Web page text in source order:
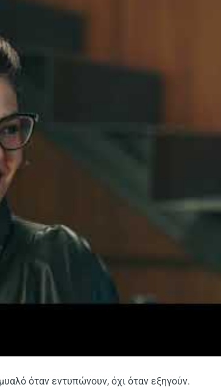
όταν εντυπώνουν, όχι όταν εξηγούν.